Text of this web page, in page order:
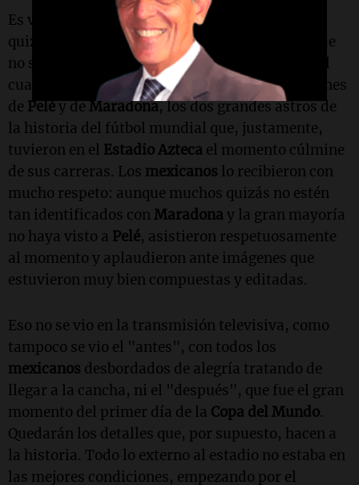
Es verdad que el evento tuvo colorido, aunque
quizá le faltó despliegue a lo que se vio. De lo que
no se vio, hubo un fragmento muy emotivo en el
cual las pantallas del estadio mezclaron imágenes
de Peléy deMaradona, los dos grandes astros de
la historia del fútbol mundial que, justamente,
tuvieron en el Estadio Azteca el momento cúlmine
de sus carreras. Los mexicanos lo recibieron con
mucho respeto: aunque muchos quizás no estén
tan identificados conMaradona y la gran mayoría
no haya visto a Pelé, asistieron respetuosamente
al momento y aplaudieron ante imágenes que
estuvieron muy bien compuestas y editadas.
Eso no se vio en la transmisión televisiva, como
tampoco se vio el "antes", con todos los
mexicanos desbordados de alegría tratando de
llegar a la cancha, ni el "después", que fue el gran
momento del primer día de la Copa del Mundo.
Quedarán los detalles que, por supuesto, hacen a
la historia. Todo lo externo al estadio no estaba en
las mejores condiciones, empezando por el